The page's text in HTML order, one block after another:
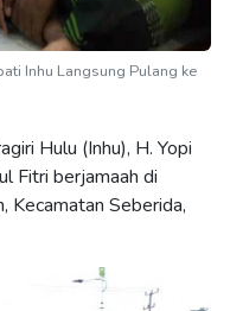
Inhu Langsung Pulang ke
Hulu (Inhu), H. Yopi
Fitri berjamaah di
Kecamatan Seberida,